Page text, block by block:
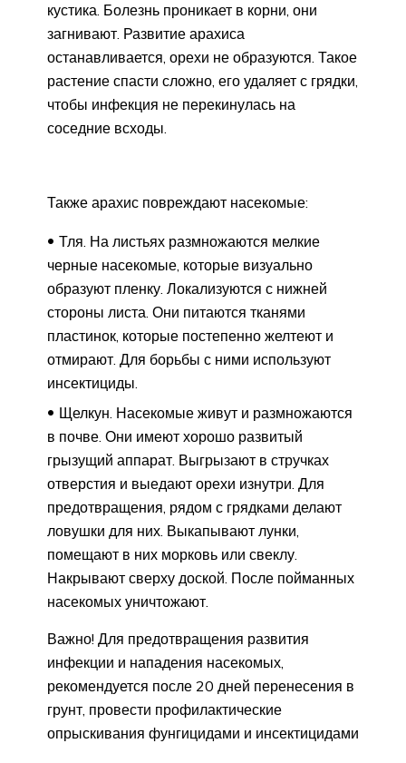
кустика. Болезнь проникает в корни, они
загнивают. Развитие арахиса
останавливается, орехи не образуются. Такое
растение спасти сложно, его удаляет с грядки,
чтобы инфекция не перекинулась на
соседние всходы.
Также арахис повреждают насекомые:
Тля. На листьях размножаются мелкие
черные насекомые, которые визуально
образуют пленку. Локализуются с нижней
стороны листа. Они питаются тканями
пластинок, которые постепенно желтеют и
отмирают. Для борьбы с ними используют
инсектициды.
Щелкун. Насекомые живут и размножаются
в почве. Они имеют хорошо развитый
грызущий аппарат. Выгрызают в стручках
отверстия и выедают орехи изнутри. Для
предотвращения, рядом с грядками делают
ловушки для них. Выкапывают лунки,
помещают в них морковь или свеклу.
Накрывают сверху доской. После пойманных
насекомых уничтожают.
Важно! Для предотвращения развития
инфекции и нападения насекомых,
рекомендуется после 20 дней перенесения в
грунт, провести профилактические
опрыскивания фунгицидами и инсектицидами